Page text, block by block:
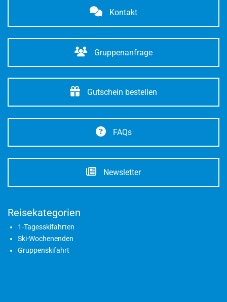
Kontakt
Gruppenanfrage
Gutschein bestellen
FAQs
Newsletter
Reisekategorien
1-Tagesskifahrten
Ski-Wochenenden
Gruppenskifahrt